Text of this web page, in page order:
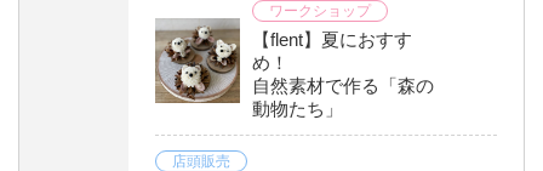
ワークショップ
【flent】夏におすす
め！
自然素材で作る「森の
動物たち」
店頭販売